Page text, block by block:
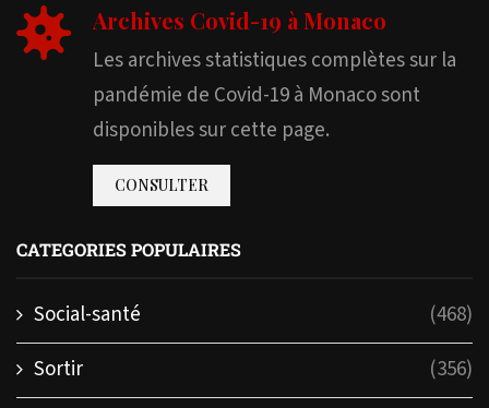
Archives Covid-19 à Monaco
Les archives statistiques complètes sur la
pandémie de Covid-19 à Monaco sont
disponibles sur cette page.
CONSULTER
CATEGORIES POPULAIRES
Social-santé
(468)
Sortir
(356)